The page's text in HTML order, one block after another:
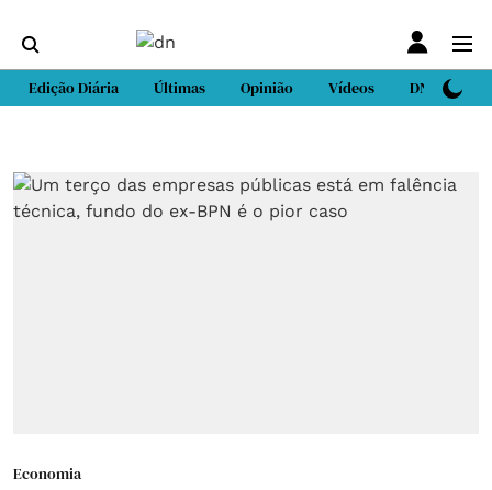
Edição Diária Últimas Opinião Vídeos DN Sport
Economia